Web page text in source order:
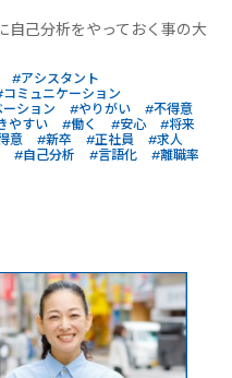
自己分析をやっておく事の大
#アシスタント
ミュニケーション
ション #やりがい
#不得意
やすい #働く #安心
#将来
意 #新卒 #正社員
#求人
#自己分析 #言語化 #離職率